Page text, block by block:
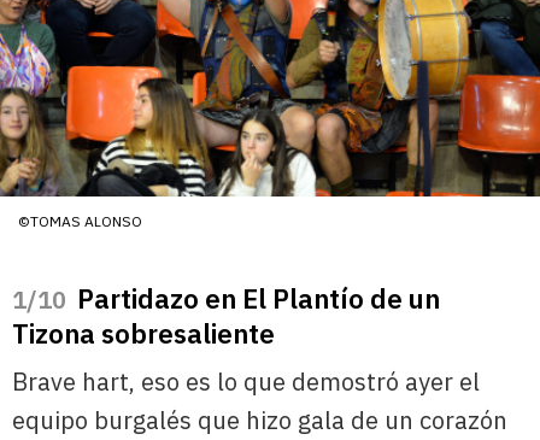
©TOMAS ALONSO
/10 Partidazo en El Plantío de un
Tizona sobresaliente
Brave hart, eso es lo que demostró ayer el
equipo burgalés que hizo gala de un corazón